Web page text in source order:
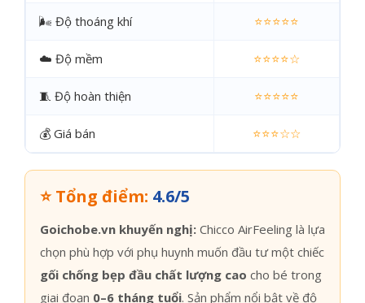
🌬️ Độ thoáng khí ⭐⭐⭐⭐⭐
☁️ Độ mềm ⭐⭐⭐⭐☆
🧵 Độ hoàn thiện ⭐⭐⭐⭐⭐
💰 Giá bán ⭐⭐⭐☆☆
⭐ Tổng điểm: 4.6/5
Goichobe.vn khuyến nghị: Chicco AirFeeling là lựa
chọn phù hợp với phụ huynh muốn đầu tư một chiếc
gối chống bẹp đầu chất lượng cao cho bé trong
giai đoạn 0–6 tháng tuổi. Sản phẩm nổi bật về độ